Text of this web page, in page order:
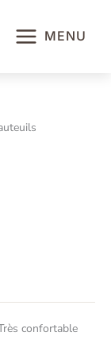
MENU
confortable